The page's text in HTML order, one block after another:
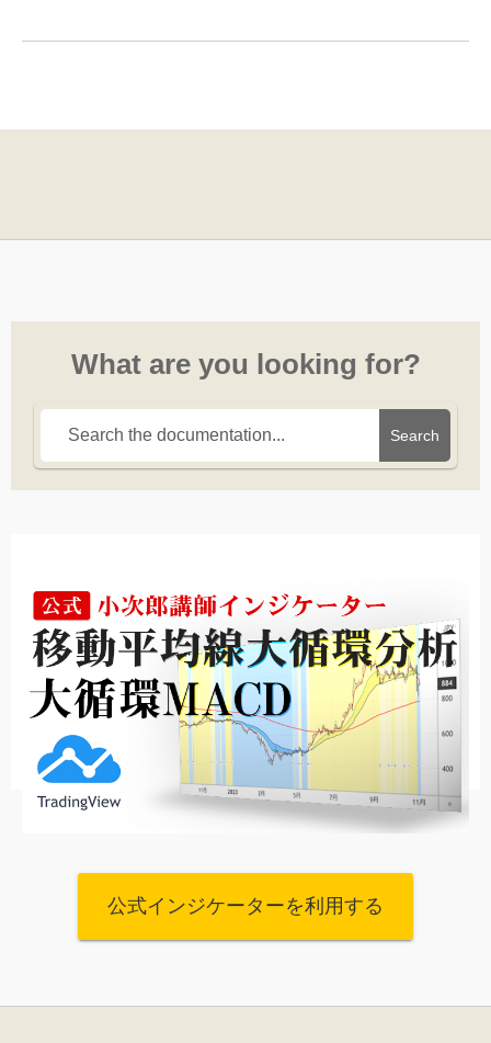
What are you looking for?
Search
公式インジケーターを利用する